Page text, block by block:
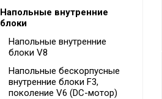
Напольные внутренние
блоки
Напольные внутренние
блоки V8
Напольные бескорпусные
внутренние блоки F3,
поколение V6 (DC-мотор)